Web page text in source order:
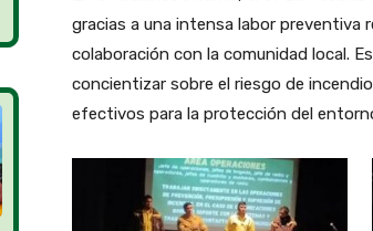
gracias a una intensa labor preventiva
colaboración con la comunidad local.
concientizar sobre el riesgo de
efectivos para la protección del